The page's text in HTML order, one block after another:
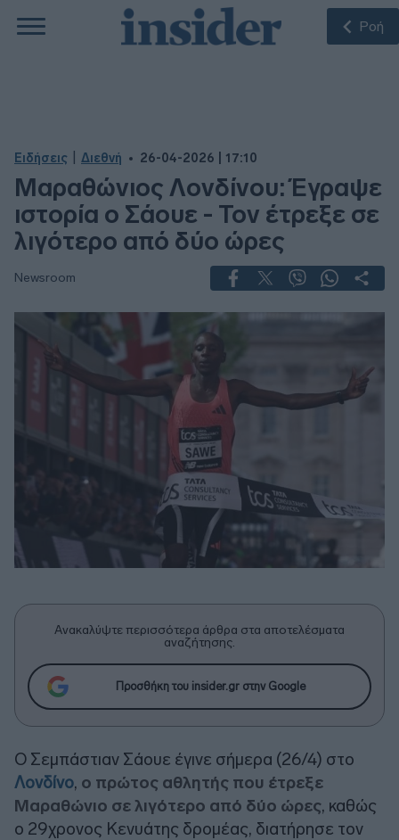
Ροή
Ειδήσεις Διεθνή 26-04-2026 | 17:10
Μαραθώνιος Λονδίνου: Έγραψε
ιστορία ο Σάουε - Τον έτρεξε σε
λιγότερο από δύο ώρες
Newsroom
Ανακαλύψτε περισσότερα άρθρα στα αποτελέσματα
αναζήτησης.
Προσθήκη του insider.gr στην Google
Ο Σεμπάστιαν Σάουε έγινε σήμερα (26/4) στο
Λονδίνο, ο πρώτος αθλητής που έτρεξε
Μαραθώνιο σε λιγότερο από δύο ώρες, καθώς
ο 29χρονος Κενυάτης δρομέας, διατήρησε τον